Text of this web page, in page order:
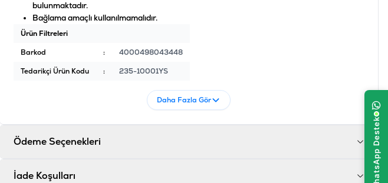
bulunmaktadır.
Bağlama amaçlı kullanılmamalıdır.
Ürün Filtreleri
Barkod
:
4000498043448
Tedarikçi Ürün Kodu
: 235-10001YS
Daha Fazla Gör
Ödeme Seçenekleri
İade Koşulları